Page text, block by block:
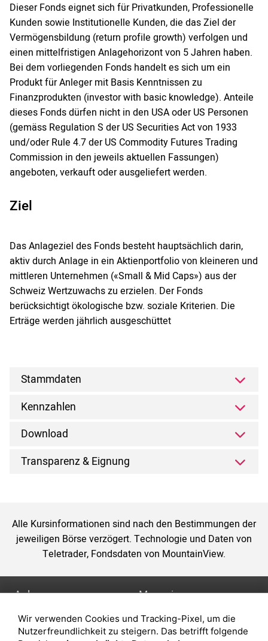
Dieser Fonds eignet sich für Privatkunden, Professionelle
Kunden sowie Institutionelle Kunden, die das Ziel der
Vermögensbildung (return profile growth) verfolgen und
einen mittelfristigen Anlagehorizont von 5 Jahren haben.
Bei dem vorliegenden Fonds handelt es sich um ein
Produkt für Anleger mit Basis Kenntnissen zu
Finanzprodukten (investor with basic knowledge). Anteile
dieses Fonds dürfen nicht in den USA oder US Personen
(gemäss Regulation S der US Securities Act von 1933
und/oder Rule 4.7 der US Commodity Futures Trading
Commission in den jeweils aktuellen Fassungen)
angeboten, verkauft oder ausgeliefert werden.
Ziel
Das Anlageziel des Fonds besteht hauptsächlich darin,
aktiv durch Anlage in ein Aktienportfolio von kleineren und
mittleren Unternehmen («Small & Mid Caps») aus der
Schweiz Wertzuwachs zu erzielen. Der Fonds
berücksichtigt ökologische bzw. soziale Kriterien. Die
Erträge werden jährlich ausgeschüttet
Stammdaten
Kennzahlen
Download
Transparenz & Eignung
Alle Kursinformationen sind nach den Bestimmungen der
jeweiligen Börse verzögert. Technologie und Daten von
Teletrader, Fondsdaten von MountainView.
Anlage
Depot eröffnen
Magazin
Was sind sind ETFs?
Wir verwenden Cookies und Tracking-Pixel, um die
Nutzerfreundlichkeit zu steigern. Das betrifft folgende